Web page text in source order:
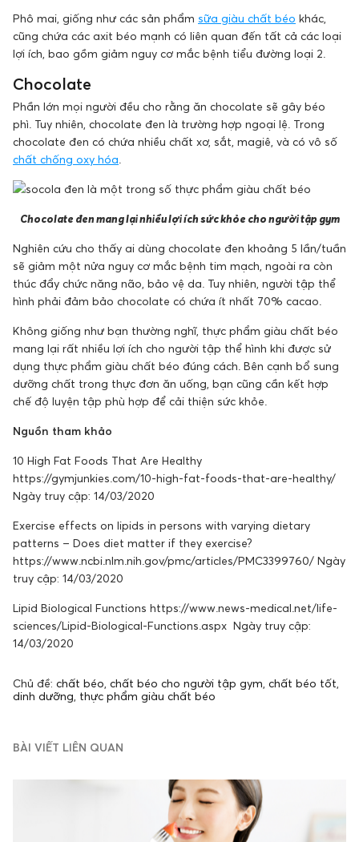
Phô mai, giống như các sản phẩm sữa giàu chất béo khác,
cũng chứa các axit béo mạnh có liên quan đến tất cả các loại
lợi ích, bao gồm giảm nguy cơ mắc bệnh tiểu đường loại 2.
Chocolate
Phần lớn mọi người đều cho rằng ăn chocolate sẽ gây béo
phì. Tuy nhiên, chocolate đen là trường hợp ngoại lệ. Trong
chocolate đen có chứa nhiều chất xơ, sắt, magiê, và có vô số
chất chống oxy hóa.
Chocolate đen mang lại nhiều lợi ích sức khỏe cho người tập gym
Nghiên cứu cho thấy ai dùng chocolate đen khoảng 5 lần/tuần
sẽ giảm một nửa nguy cơ mắc bệnh tim mạch, ngoài ra còn
thúc đẩy chức năng não, bảo vệ da. Tuy nhiên, người tập thể
hình phải đảm bảo chocolate có chứa ít nhất 70% cacao.
Không giống như bạn thường nghĩ, thực phẩm giàu chất béo
mang lại rất nhiều lợi ích cho người tập thể hình khi được sử
dụng thực phẩm giàu chất béo đúng cách. Bên cạnh bổ sung
dưỡng chất trong thực đơn ăn uống, bạn cũng cần kết hợp
chế độ luyện tập phù hợp để cải thiện sức khỏe.
Nguồn tham khảo
10 High Fat Foods That Are Healthy
https://gymjunkies.com/10-high-fat-foods-that-are-healthy/
Ngày truy cập: 14/03/2020
Exercise effects on lipids in persons with varying dietary
patterns – Does diet matter if they exercise?
https://www.ncbi.nlm.nih.gov/pmc/articles/PMC3399760/ Ngày
truy cập: 14/03/2020
Lipid Biological Functions https://www.news-medical.net/life-
sciences/Lipid-Biological-Functions.aspx Ngày truy cập:
14/03/2020
Chủ đề: chất béo, chất béo cho người tập gym, chất béo tốt,
dinh dưỡng, thực phẩm giàu chất béo
BÀI VIẾT LIÊN QUAN